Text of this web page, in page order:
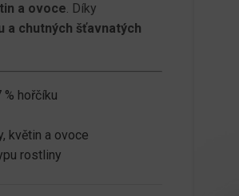
a ovoce. Díky
a chutných šťavnatých
hořčíku
květin a ovoce
rostliny